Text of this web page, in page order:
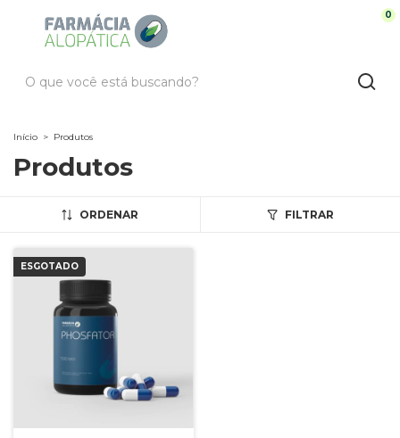
0
Início > Produtos
Produtos
ORDENAR FILTRAR
ESGOTADO